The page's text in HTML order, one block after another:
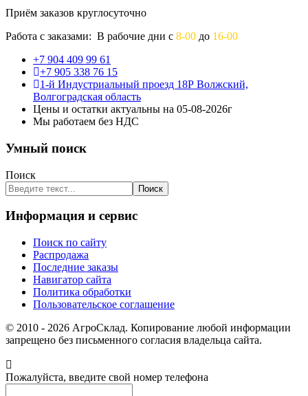
Приём заказов круглосуточно
Работа с заказами: В рабочие дни с 8-00 до 16-00
+7 904 409 99 61
+7 905 338 76 15
1-й Индустриальный проезд 18Р Волжский,
Волгоградская область
Цены и остатки актуальны на 05-08-2026г
Мы работаем без НДС
Умный поиск
Поиск
Поиск
Информация и сервис
Поиск по сайту
Распродажа
Последние заказы
Навигатор сайта
Политика обработки
Пользовательское соглашение
© 2010 - 2026 АгроСклад. Копирование любой информации
запрещено без письменного согласия владельца сайта.
Пожалуйста, введите свой номер телефона